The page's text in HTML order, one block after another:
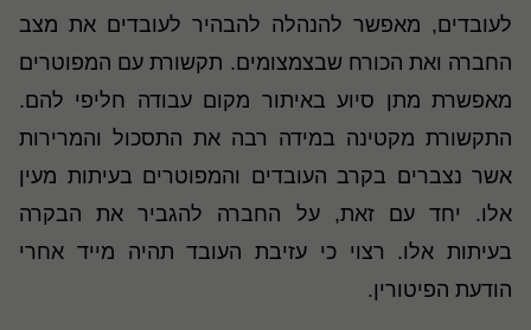
לעובדים, מאפשר להנהלה להבהיר לעובדים את מצב
החברה ואת הכורח שבצמצומים. תקשורת עם המפוטרים
מאפשרת מתן סיוע באיתור מקום עבודה חליפי להם.
התקשורת מקטינה במידה רבה את התסכול והמרירות
אשר נצברים בקרב העובדים והמפוטרים בעיתות מעין
אלו. יחד עם זאת, על החברה להגביר את הבקרה
בעיתות אלו. רצוי כי עזיבת העובד תהיה מייד אחרי
הודעת הפיטורין.